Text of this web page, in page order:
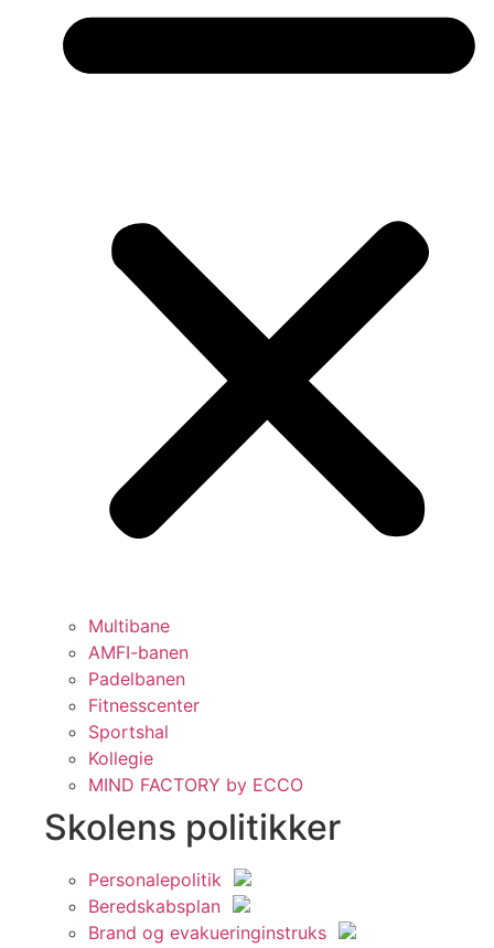
Multibane
AMFI-banen
Padelbanen
Fitnesscenter
Sportshal
Kollegie
MIND FACTORY by ECCO
Skolens politikker
Personalepolitik
Beredskabsplan
Brand og evakueringinstruks